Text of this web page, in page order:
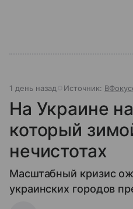
1 день назад Источник:
На Украине
который
нечистотах
Масштабный кризис
украинских городов